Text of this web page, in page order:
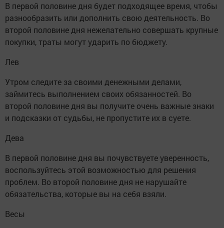
В первой половине дня будет подходящее время, чтобы
разнообразить или дополнить свою деятельность. Во
второй половине дня нежелательно совершать крупные
покупки, траты могут ударить по бюджету.
Лев
Утром следите за своими денежными делами,
займитесь выполнением своих обязанностей. Во
второй половине дня вы получите очень важные знаки
и подсказки от судьбы, не пропустите их в суете.
Дева
В первой половине дня вы почувствуете уверенность,
воспользуйтесь этой возможностью для решения
проблем. Во второй половине дня не нарушайте
обязательства, которые вы на себя взяли.
Весы